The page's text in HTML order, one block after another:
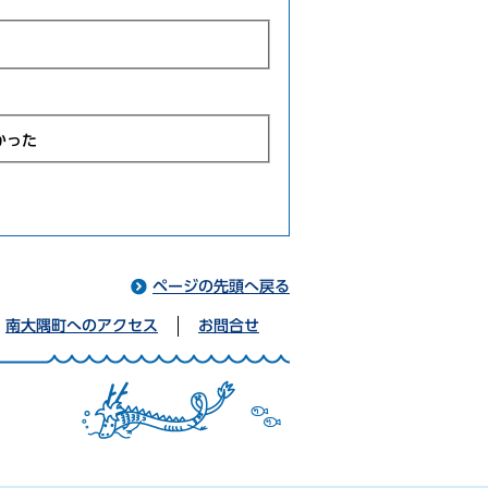
った
ページの先頭へ戻る
南大隅町へのアクセス お問合せ